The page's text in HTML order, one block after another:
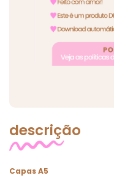
descrição
Capas A5